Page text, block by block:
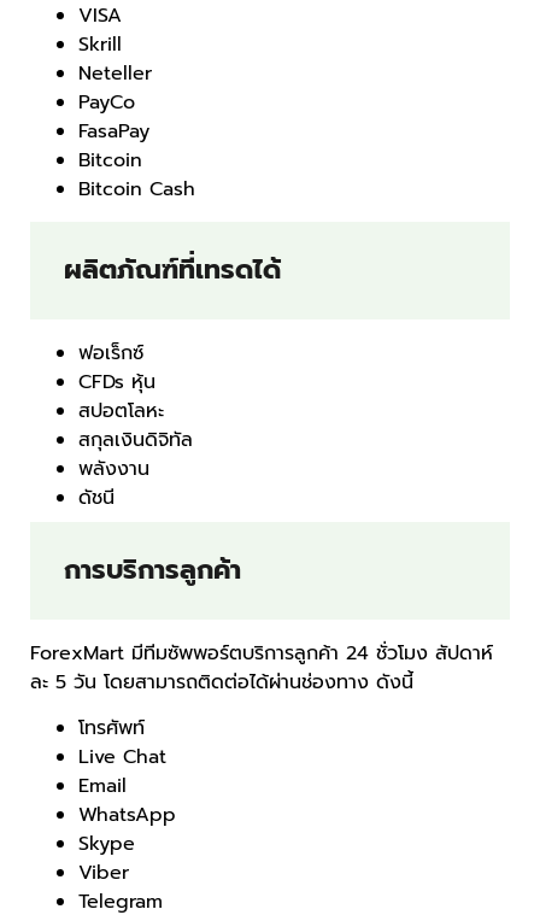
VISA
Skrill
Neteller
PayCo
FasaPay
Bitcoin
Bitcoin Cash
ผลิตภัณฑ์ที่เทรดได้
ฟอเร็กซ์
CFDs หุ้น
สปอตโลหะ
สกุลเงินดิจิทัล
พลังงาน
ดัชนี
การบริการลูกค้า
ForexMart มีทีมซัพพอร์ตบริการลูกค้า 24 ชั่วโมง สัปดาห์
ละ 5 วัน โดยสามารถติดต่อได้ผ่านช่องทาง ดังนี้
โทรศัพท์
Live Chat
Email
WhatsApp
Skype
Viber
Telegram